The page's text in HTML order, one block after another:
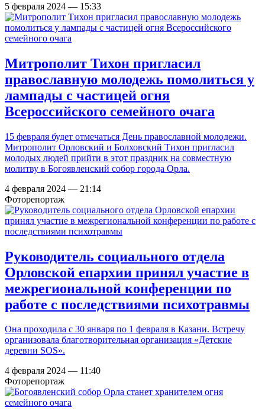
5 февраля 2024 — 15:33
Митрополит Тихон пригласил
православную молодежь помолиться у
лампады с частицей огня
Всероссийского семейного очага
15 февраля будет отмечаться День православной молодежи.
Митрополит Орловский и Болховский Тихон пригласил
молодых людей прийти в этот праздник на совместную
молитву в Богоявленский собор города Орла.
4 февраля 2024 — 21:14
Фоторепортаж
Руководитель социального отдела
Орловской епархии принял участие в
межрегиональной конференции по
работе с последствиями психотравмы
Она проходила с 30 января по 1 февраля в Казани. Встречу
организовала благотворительная организация «Детские
деревни SOS».
4 февраля 2024 — 11:40
Фоторепортаж